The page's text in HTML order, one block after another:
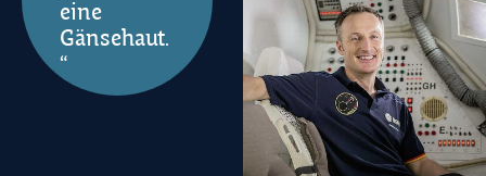
eine
Gänsehaut.
“